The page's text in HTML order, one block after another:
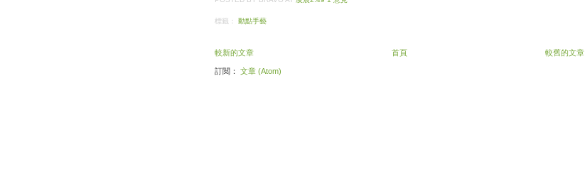
標籤： 動點手藝
較新的文章 較舊的文章
首頁
訂閱： 文章 (Atom)